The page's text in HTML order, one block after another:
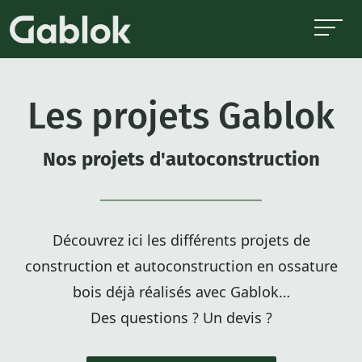
Les projets Gablok
Nos projets d'autoconstruction
Découvrez ici les différents projets de
construction et autoconstruction en ossature
bois déjà réalisés avec Gablok…
Des questions ? Un devis ?